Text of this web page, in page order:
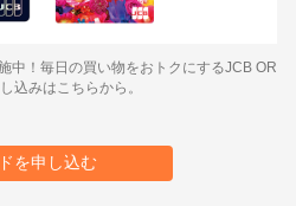
中！毎日の買い物をおトクにするJCB OR
込みはこちらから。
を申し込む